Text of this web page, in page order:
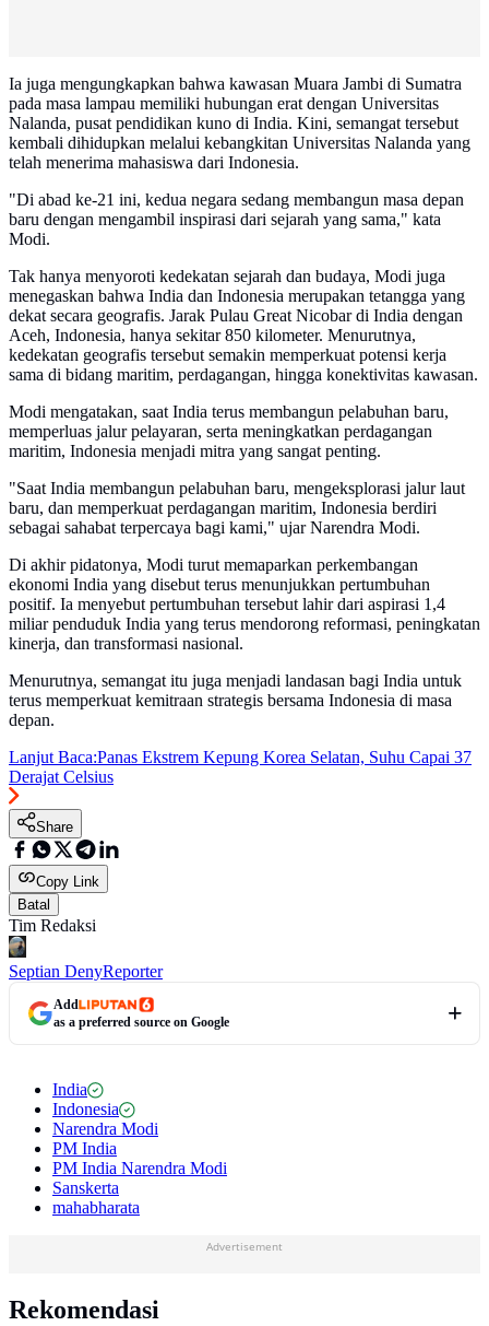
Ia juga mengungkapkan bahwa kawasan Muara Jambi di Sumatra
pada masa lampau memiliki hubungan erat dengan Universitas
Nalanda, pusat pendidikan kuno di India. Kini, semangat tersebut
kembali dihidupkan melalui kebangkitan Universitas Nalanda yang
telah menerima mahasiswa dari Indonesia.
"Di abad ke-21 ini, kedua negara sedang membangun masa depan
baru dengan mengambil inspirasi dari sejarah yang sama," kata
Modi.
Tak hanya menyoroti kedekatan sejarah dan budaya, Modi juga
menegaskan bahwa India dan Indonesia merupakan tetangga yang
dekat secara geografis. Jarak Pulau Great Nicobar di India dengan
Aceh, Indonesia, hanya sekitar 850 kilometer. Menurutnya,
kedekatan geografis tersebut semakin memperkuat potensi kerja
sama di bidang maritim, perdagangan, hingga konektivitas kawasan.
Modi mengatakan, saat India terus membangun pelabuhan baru,
memperluas jalur pelayaran, serta meningkatkan perdagangan
maritim, Indonesia menjadi mitra yang sangat penting.
"Saat India membangun pelabuhan baru, mengeksplorasi jalur laut
baru, dan memperkuat perdagangan maritim, Indonesia berdiri
sebagai sahabat terpercaya bagi kami," ujar Narendra Modi.
Di akhir pidatonya, Modi turut memaparkan perkembangan
ekonomi India yang disebut terus menunjukkan pertumbuhan
positif. Ia menyebut pertumbuhan tersebut lahir dari aspirasi 1,4
miliar penduduk India yang terus mendorong reformasi, peningkatan
kinerja, dan transformasi nasional.
Menurutnya, semangat itu juga menjadi landasan bagi India untuk
terus memperkuat kemitraan strategis bersama Indonesia di masa
depan.
Lanjut Baca:Panas Ekstrem Kepung Korea Selatan, Suhu Capai 37
Derajat Celsius
Share
Copy Link
Batal
Tim Redaksi
Septian DenyReporter
Add
as a preferred source on Google
India
Indonesia
Narendra Modi
PM India
PM India Narendra Modi
Sanskerta
mahabharata
Advertisement
Rekomendasi